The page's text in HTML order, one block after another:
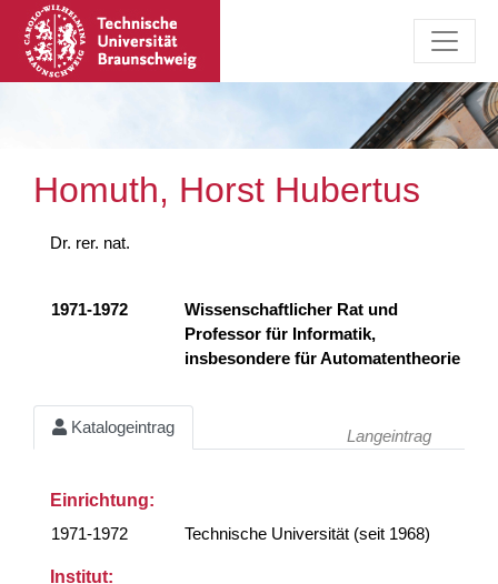
Homuth, Horst Hubertus
Dr. rer. nat.
1971-1972
Wissenschaftlicher Rat und
Professor für Informatik,
insbesondere für Automatentheorie
Katalogeintrag Langeintrag
Einrichtung:
1971-1972
Technische Universität (seit 1968)
Institut: